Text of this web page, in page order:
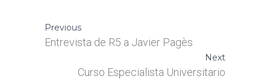
Previous
Entrevista de R5 a Javier Pagès
Next
Curso Especialista Universitario